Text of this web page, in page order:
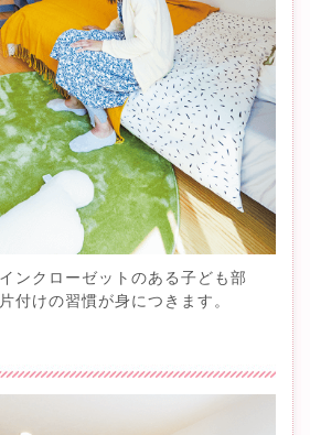
ンクローゼットのある子ども部
付けの習慣が身につきます。